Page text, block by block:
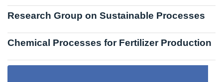
Research Group on Sustainable Processes
Chemical Processes for Fertilizer Production